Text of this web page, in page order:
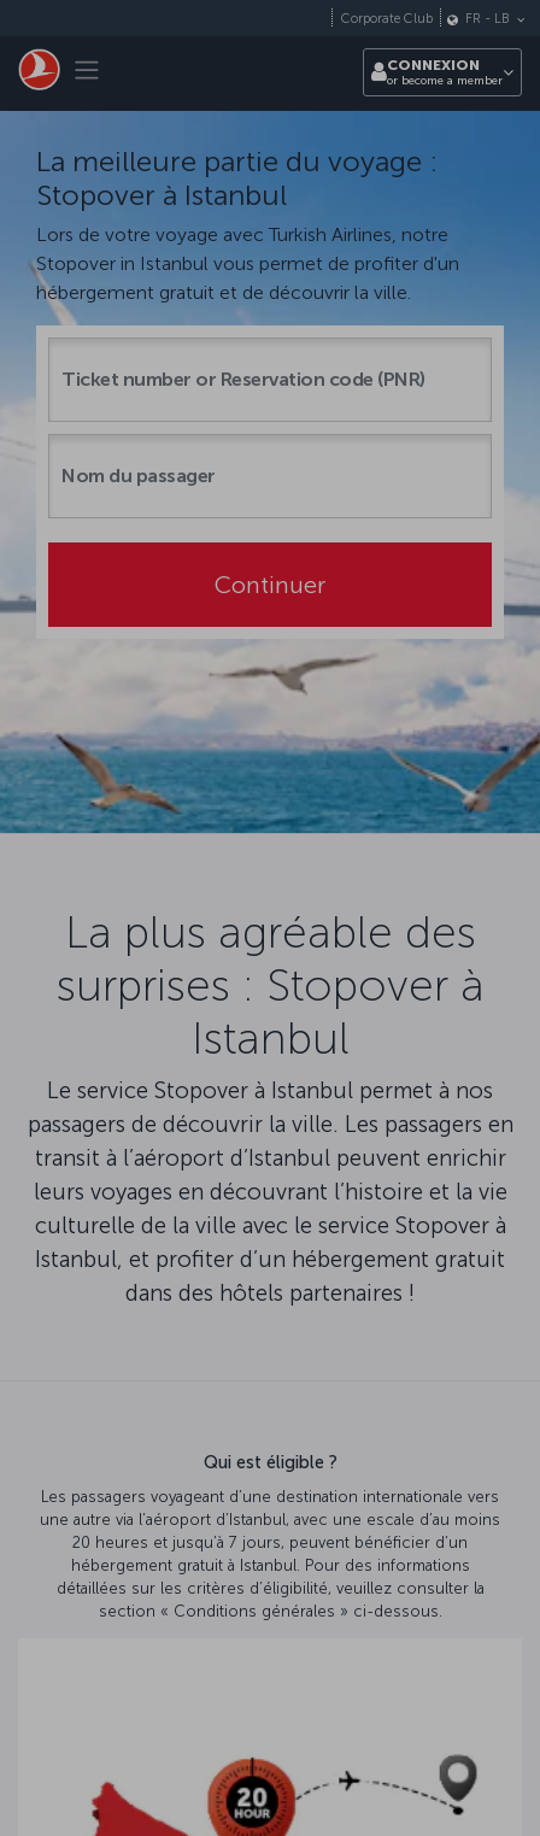
Toggle navigation
Corporate Club FR - LB
CONNEXION
or become a member
La meilleure partie du voyage :
Stopover à Istanbul
Lors de votre voyage avec Turkish Airlines, notre
Stopover in Istanbul vous permet de profiter d'un
hébergement gratuit et de découvrir la ville.
Continuer
La plus agréable des
surprises : Stopover à
Istanbul
Le service Stopover à Istanbul permet à nos
passagers de découvrir la ville. Les passagers en
transit à l’aéroport d’Istanbul peuvent enrichir
leurs voyages en découvrant l’histoire et la vie
culturelle de la ville avec le service Stopover à
Istanbul, et profiter d’un hébergement gratuit
dans des hôtels partenaires !
Qui est éligible ?
Les passagers voyageant d’une destination internationale vers
une autre via l’aéroport d’Istanbul, avec une escale d’au moins
20 heures et jusqu’à 7 jours, peuvent bénéficier d’un
hébergement gratuit à Istanbul. Pour des informations
détaillées sur les critères d’éligibilité, veuillez consulter la
section « Conditions générales » ci-dessous.